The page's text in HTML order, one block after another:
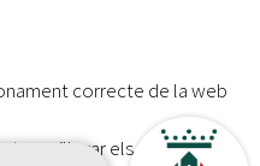
dades Mapa del lloc
correcte de la web
millorar els serveis del